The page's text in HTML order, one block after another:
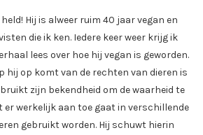
Hij is alweer ruim 40 jaar vegan en
die ik ken. Iedere keer weer krijg ik
lees over hoe hij vegan is geworden.
hij op komt van de rechten van dieren is
zijn bekendheid om de waarheid te
er werkelijk aan toe gaat in verschillende
gebruikt worden. Hij schuwt hierin